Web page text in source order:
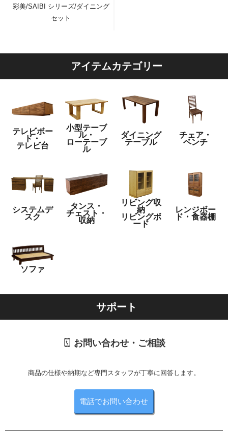
彩美/SAIBI シリーズ/ダイニング
セット
アイテムカテゴリー
テレビボー
ド・
テレビ台
小型テーブ
ル・
ローテーブ
ル
ダイニング
テーブル
チェア・
ベンチ
システムデ
スク
タンス・
チェスト・
収納
リビング収
納
リビングボ
ード
レンジボー
ド・食器棚
ソファ
サポート
お問い合わせ・ご相談
商品の仕様や納期など専門スタッフが丁寧に回答します。
電話でお問い合わせ